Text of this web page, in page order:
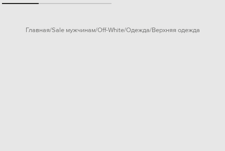
Главная Sale мужчинам Off-White Одежда Верхняя одежда